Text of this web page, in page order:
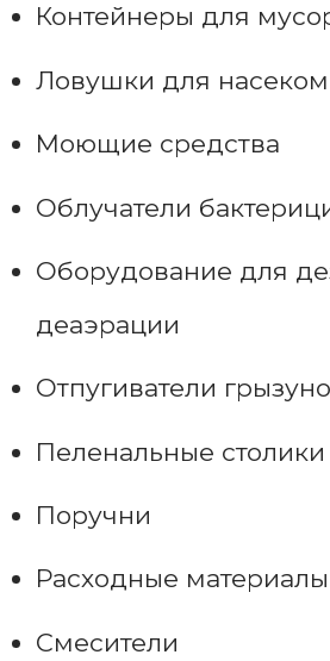
Контейнеры для
Ловушки для
Моющие средства
Облучатели
Оборудование для
деаэрации
Отпугиватели
Пеленальные столики
Поручни
Расходные материалы
Смесители